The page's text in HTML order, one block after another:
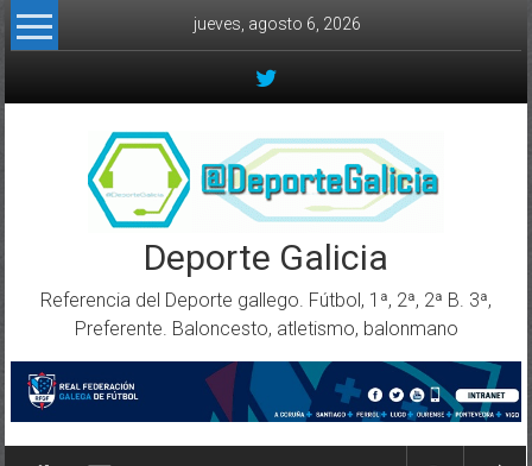
Skip to content
jueves, agosto 6, 2026
Deporte Galicia
Referencia del Deporte gallego. Fútbol, 1ª, 2ª, 2ª B. 3ª,
Preferente. Baloncesto, atletismo, balonmano